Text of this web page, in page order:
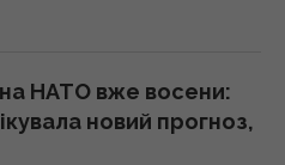
НАТО вже восени:
новий прогноз,